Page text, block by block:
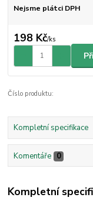
Nejsme plátci DPH
198 Kč/ks
Číslo produktu:
Kompletní specifikace
Komentáře 0
Kompletní